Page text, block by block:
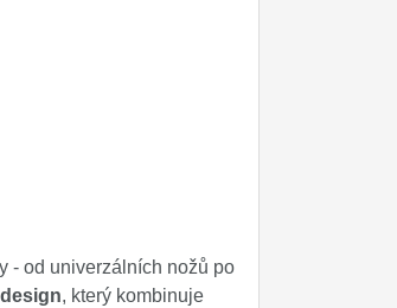
- od univerzálních nožů po
, který kombinuje